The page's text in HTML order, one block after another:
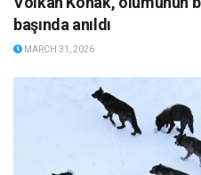
başında anıldı
MARCH 31, 2026